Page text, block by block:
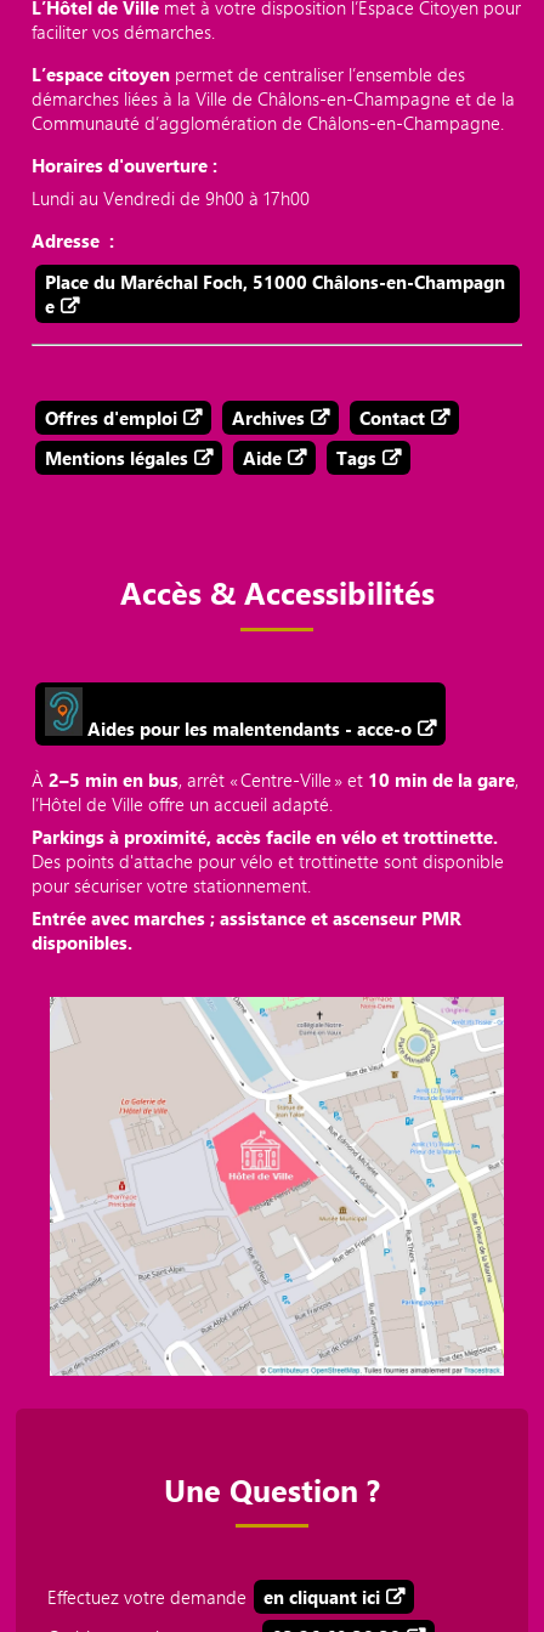
L’Hôtel de Ville met à votre disposition l’Espace Citoyen pour
faciliter vos démarches.
L’espace citoyen permet de centraliser l’ensemble des
démarches liées à la Ville de Châlons-en-Champagne et de la
Communauté d’agglomération de Châlons-en-Champagne.
Horaires d'ouverture :
Lundi au Vendredi de 9h00 à 17h00
Adresse :
Place du Maréchal Foch, 51000 Châlons-en-Champagn
e
Offres d'emploi Archives
Contact
Mentions légales
Aide Tags
Accès & Accessibilités
Aides pour les malentendants - acce-o
À2–5 min en bus, arrêt « Centre‑Ville » et 10 min de la gare,
l’Hôtel de Ville offre un accueil adapté.
Parkings à proximité, accès facile en vélo et trottinette.
Des points d'attache pour vélo et trottinette sont disponible
pour sécuriser votre stationnement.
Entrée avec marches ; assistance et ascenseur PMR
disponibles.
Une Question ?
Effectuez votre demande
en cliquant ici